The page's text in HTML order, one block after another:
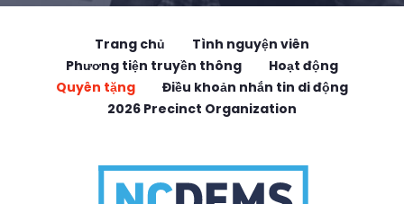
Trang chủ
Tình nguyện viên
Phương tiện truyền thông
Hoạt động
Quyên tặng
Điều khoản nhắn tin di động
2026 Precinct Organization